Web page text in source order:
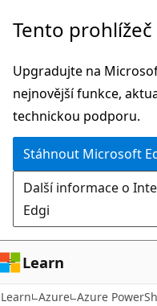
Přeskočit
hlavní
obsah
Přeskočit
navigaci
na
stránce
Tento
Upgradujte na
nejnovější funkce,
technickou podporu.
Stáhnout Microsoft
Další informace o
Edgi
Learn
Learn Azure Azure